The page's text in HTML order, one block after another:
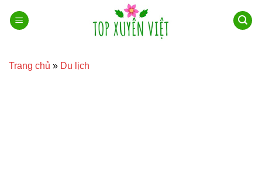
qua
Trang chủ » Du lịch